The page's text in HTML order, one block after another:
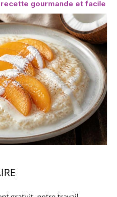
recette gourmande et facile